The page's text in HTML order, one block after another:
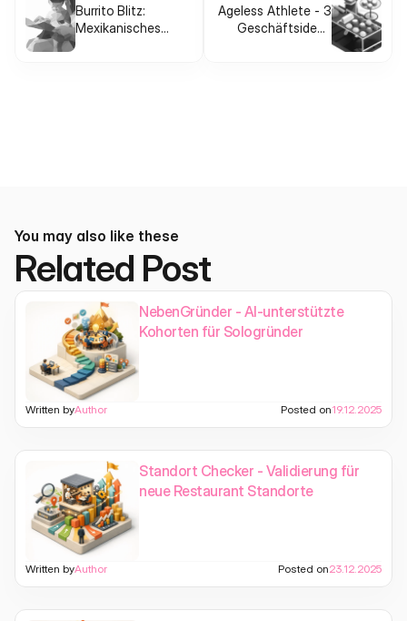
Burrito Blitz:
Mexikanisches
Ageless Athlete - 3
Geschäftsideen
You may also like these
Related Post
NebenGründer - AI-unterstützte
Kohorten für Sologründer
Written byAuthor Posted on19.12.2025
Standort Checker - Validierung für
neue Restaurant Standorte
Written byAuthor Posted on23.12.2025